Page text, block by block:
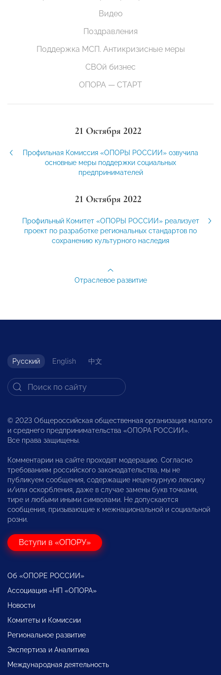
Видео
Поздравления
Поддержка МСП. Антикризисные меры
СВОй бизнес
ОПОРА — СТАРТ
21 Октября 2022
Профильная Комиссия «ОПОРЫ РОССИИ» озвучила
основные меры поддержки социальных
предпринимателей
21 Октября 2022
Профильный Комитет «ОПОРЫ РОССИИ» реализует
проект по разработке региональных стандартов по
сохранению культурного наследия
Отраслевое развитие
Русский English 中文
© 2023 Общероссийская общественная организация малого
и среднего предпринимательства «ОПОРА РОССИИ».
Все права защищены.
Комментарии на сайте проходят модерацию. Согласно
требованиям российского законодательства, мы не
публикуем сообщения, содержащие нецензурную лексику
и/или оскорбления, даже в случае замены букв точками,
тире и любыми иными символами. Не допускаются
сообщения, призывающие к межнациональной и социальной
розни.
Вступи в «ОПОРУ»
Об «ОПОРЕ РОССИИ»
Ассоциация «НП «ОПОРА»
Новости
Комитеты и Комиссии
Региональное развитие
Экспертиза и Аналитика
Международная деятельность